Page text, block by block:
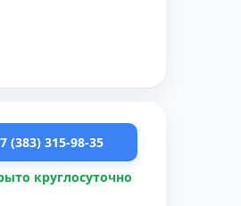
(383) 315-98-35
круглосуточно